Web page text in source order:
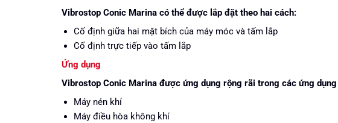
Vibrostop Conic Marina có thể được lắp đặt theo hai cách:
Cố định giữa hai mặt bích của máy móc và tấm lắp
Cố định trực tiếp vào tấm lắp
Ứng dụng
Vibrostop Conic Marina được ứng dụng rộng rãi trong các ứng
Máy nén khí
Máy điều hòa không khí